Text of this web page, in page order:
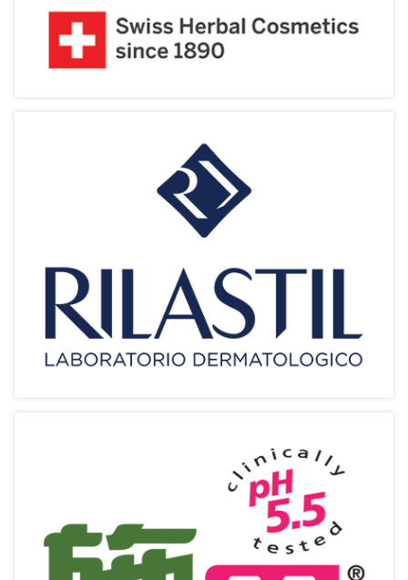
Rausch【露絲】
草本功效 百年驗證
相關產品
Rilastil【意納斯特】
藥理護膚 低敏配方 醫學驗證
相關產品